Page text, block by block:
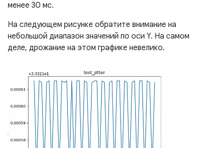
менее 30 мс.
На следующем рисунке обратите внимание на
небольшой диапазон значений по оси Y. На самом
деле, дрожание на этом графике невелико.